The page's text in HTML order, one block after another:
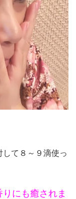
て８～９滴使っ
にも癒されま